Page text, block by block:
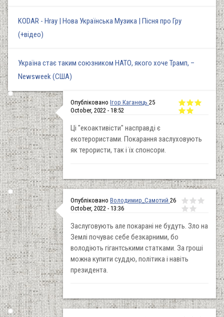
KODAR - Hray | Нова Українська Музика | Пісня про Гру
(+відео)
Україна стає таким союзником НАТО, якого хоче Трамп, –
Newsweek (США)
Опубліковано Ігор Каганець 25
October, 2022 - 18:52
Ці "екоактивісти" насправді є
екотерористами. Покарання заслуховують
як терористи, так і їх спонсори.
Опубліковано Володимир_Самотий 26
October, 2022 - 13:36
Заслуговують але покарані не будуть. Зло на
Землі почуває себе безкарними, бо
володіють гігантськими статками. За гроші
можна купити суддю, політика і навіть
президента.